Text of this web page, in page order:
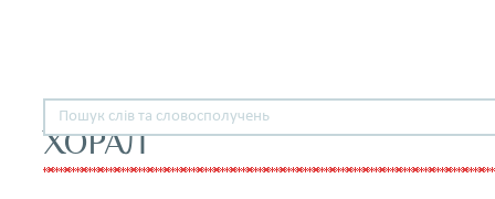
ХОРАЛ